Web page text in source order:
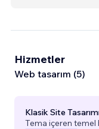
Hizmetler
Web tasarım (5)
Klasik Site
Tema içeren temel